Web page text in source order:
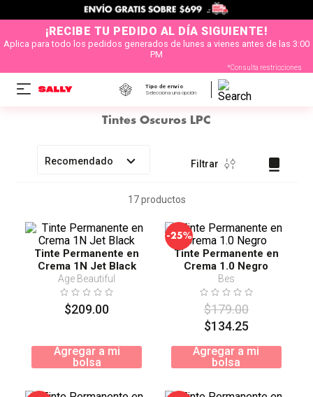
¡RECIBE TU PEDIDO AL DÍA SIGUIENTE!
Aplica para todo los pedidos generados de lunes a vienes antes de las 3:00
PM
*Consulta restricciones
Tipo de envío
Selecciona una opción
Tintes Oscuros LPC
Recomendado Filtrar
17productos
Tinte Permanente en
Crema 1N Jet Black
Age Beautiful
$209.00
Agregar a mi
bolsa
-25%
Tinte Permanente en
Crema 1.0 Negro
Bes
$179.00
$134.25
Agregar a mi
bolsa